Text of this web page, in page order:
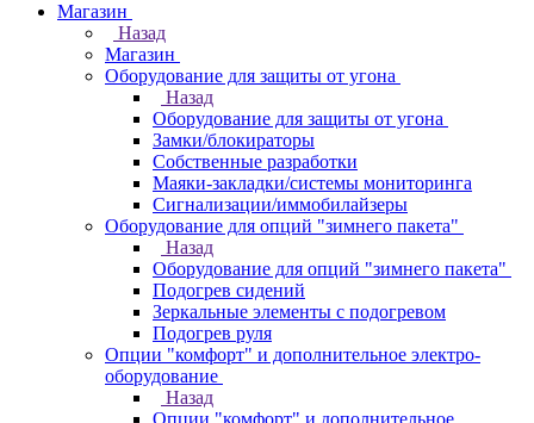
Магазин
Назад
Магазин
Оборудование для защиты от угона
Назад
Оборудование для защиты от угона
Замки/блокираторы
Собственные разработки
Маяки-закладки/системы мониторинга
Сигнализации/иммобилайзеры
Оборудование для опций "зимнего пакета"
Назад
Оборудование для опций "зимнего пакета"
Подогрев сидений
Зеркальные элементы с подогревом
Подогрев руля
Опции "комфорт" и дополнительное электро-
оборудование
Назад